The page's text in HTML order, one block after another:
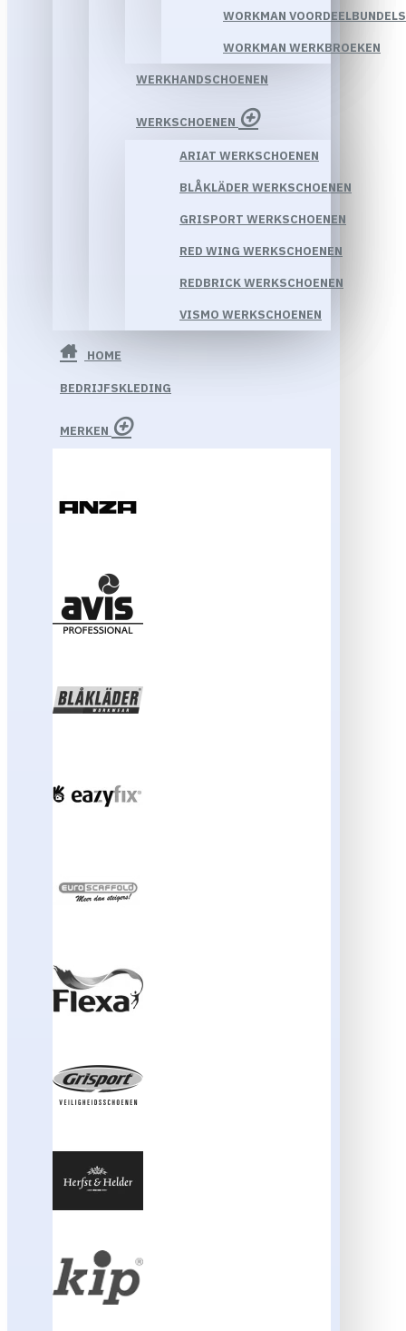
WORKMAN VOORDEELBUNDELS
WORKMAN WERKBROEKEN
WERKHANDSCHOENEN
WERKSCHOENEN
ARIAT WERKSCHOENEN
BLÅKLÄDER WERKSCHOENEN
GRISPORT WERKSCHOENEN
RED WING WERKSCHOENEN
REDBRICK WERKSCHOENEN
VISMO WERKSCHOENEN
HOME
BEDRIJFSKLEDING
MERKEN